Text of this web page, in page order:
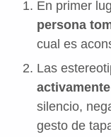
En primer
persona
cual es
Las
silencio,
gesto de